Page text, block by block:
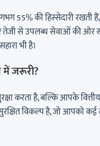
55% की हिस्सेदारी
से उपलब्ध सेवाओं की ओर
भी है।
जरूरी?
करता है, बल्कि आपके
विकल्प है, जो आपको